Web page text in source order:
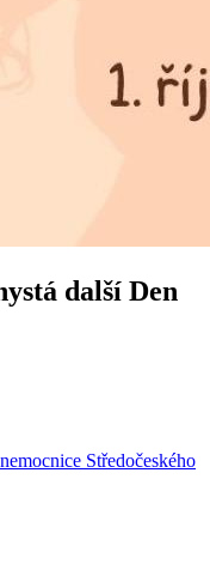
další Den
Středočeského